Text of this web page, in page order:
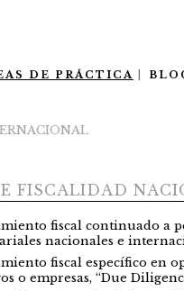
DE PRÁCTICA
FISCALIDAD
fiscal continuado a
nacionales e
fiscal específico en
o empresas, “Due